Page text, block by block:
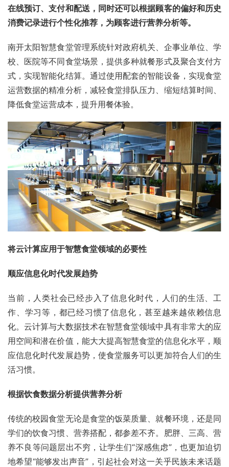
在线预订、支付和配送，同时还可以根据顾客的偏好和历史
消费记录进行个性化推荐，为顾客进行营养分析等。
南开太阳智慧食堂管理系统针对政府机关、企事业单位、学
校、医院等不同食堂场景，提供多种就餐形式及聚合支付方
式，实现智能化结算。通过使用配套的智能设备，实现食堂
运营数据的精准分析，减轻食堂排队压力、缩短结算时间、
降低食堂运营成本，提升用餐体验。
将云计算应用于智慧食堂领域的必要性
顺应信息化时代发展趋势
当前，人类社会已经步入了信息化时代，人们的生活、工
作、学习等，都已经习惯了信息化，甚至越来越依赖信息
化。云计算与大数据技术在智慧食堂领域中具有非常大的应
用空间和潜在价值，能大大提高智慧食堂的信息化水平，顺
应信息化时代发展趋势，使食堂服务可以更加符合人们的生
活习惯。
根据饮食数据分析提供营养分析
传统的校园食堂无论是食堂的饭菜质量、就餐环境，还是同
学们的饮食习惯、营养搭配，都参差不齐。肥胖、三高、营
养不良等问题层出不穷，让学生们“深感焦虑”，也更加迫切
地希望“能够发出声音”，引起社会对这一关乎民族未来话题